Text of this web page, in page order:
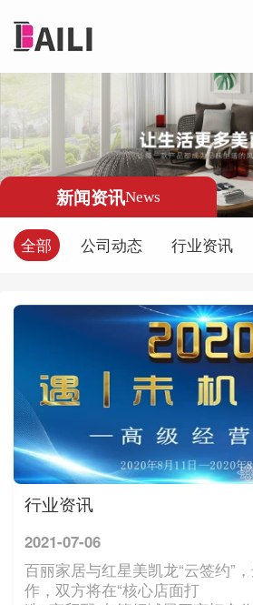
新闻资讯News
全部 公司动态 行业资讯
行业资讯
2021-07-06
百丽家居与红星美凯龙“云签约”
作，双方将在“核心店面打